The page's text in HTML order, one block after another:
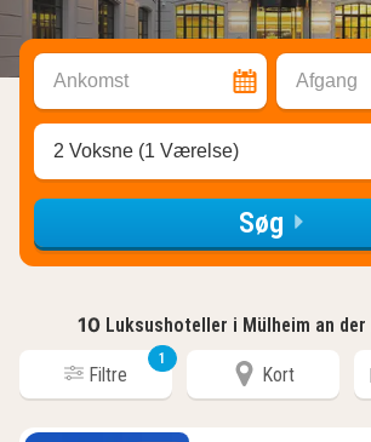
Ankomst Afgang
2 Voksne (1 Værelse)
Søg
10 Luksushoteller i Mülheim an
Filtre
1
Kort